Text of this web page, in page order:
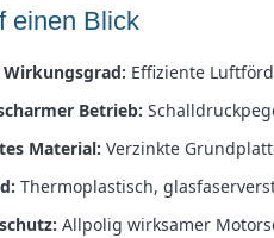
einen Blick
Wirkungsgrad: Effiziente
Betrieb:
Material: Verzinkte
Thermoplastisch,
Allpolig wirksamer